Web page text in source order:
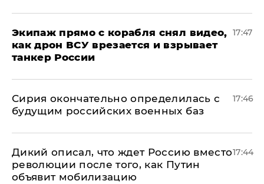
Экипаж прямо с корабля снял видео,
как дрон ВСУ врезается и взрывает
танкер России
17:47
Сирия окончательно определилась с
будущим российских военных баз
17:46
Дикий описал, что ждет Россию вместо
революции после того, как Путин
объявит мобилизацию
17:44